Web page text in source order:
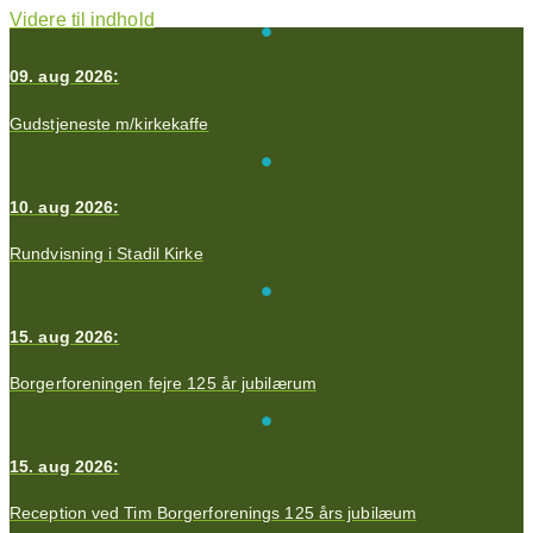
Videre til indhold
09. aug 2026:
Gudstjeneste m/kirkekaffe
10. aug 2026:
Rundvisning i Stadil Kirke
15. aug 2026:
Borgerforeningen fejre 125 år jubilærum
15. aug 2026:
Reception ved Tim Borgerforenings 125 års jubilæum